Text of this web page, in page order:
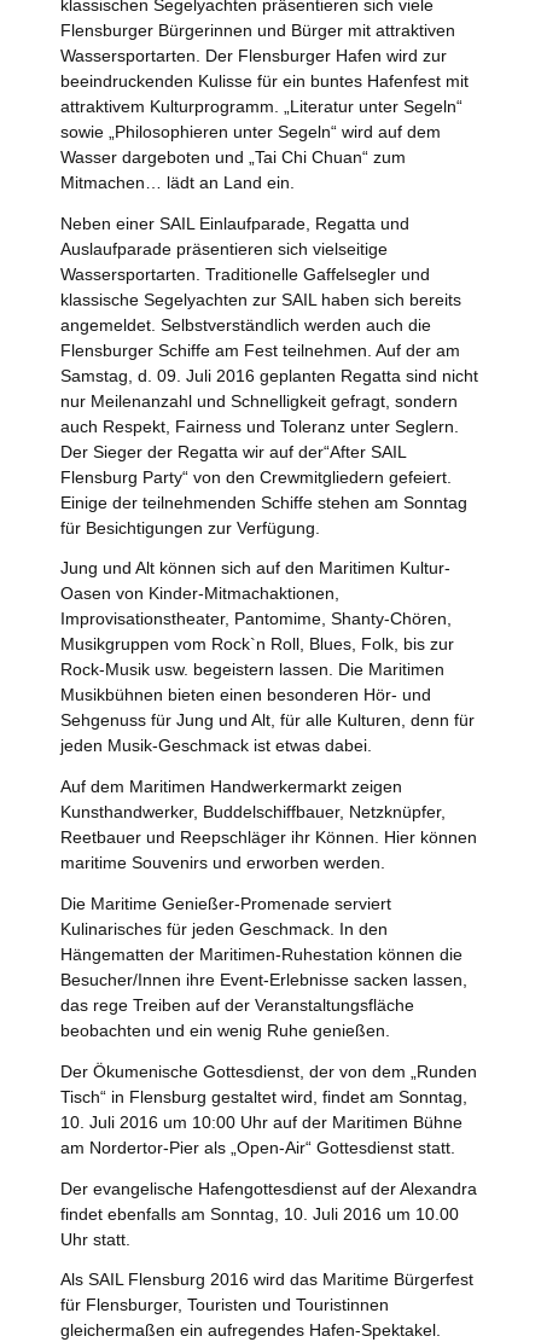
klassischen Segelyachten präsentieren sich viele
Flensburger Bürgerinnen und Bürger mit attraktiven
Wassersportarten. Der Flensburger Hafen wird zur
beeindruckenden Kulisse für ein buntes Hafenfest mit
attraktivem Kulturprogramm. „Literatur unter Segeln“
sowie „Philosophieren unter Segeln“ wird auf dem
Wasser dargeboten und „Tai Chi Chuan“ zum
Mitmachen… lädt an Land ein.
Neben einer SAIL Einlaufparade, Regatta und
Auslaufparade präsentieren sich vielseitige
Wassersportarten. Traditionelle Gaffelsegler und
klassische Segelyachten zur SAIL haben sich bereits
angemeldet. Selbstverständlich werden auch die
Flensburger Schiffe am Fest teilnehmen. Auf der am
Samstag, d. 09. Juli 2016 geplanten Regatta sind nicht
nur Meilenanzahl und Schnelligkeit gefragt, sondern
auch Respekt, Fairness und Toleranz unter Seglern.
Der Sieger der Regatta wir auf der“After SAIL
Flensburg Party“ von den Crewmitgliedern gefeiert.
Einige der teilnehmenden Schiffe stehen am Sonntag
für Besichtigungen zur Verfügung.
Jung und Alt können sich auf den Maritimen Kultur-
Oasen von Kinder-Mitmachaktionen,
Improvisationstheater, Pantomime, Shanty-Chören,
Musikgruppen vom Rock`n Roll, Blues, Folk, bis zur
Rock-Musik usw. begeistern lassen. Die Maritimen
Musikbühnen bieten einen besonderen Hör- und
Sehgenuss für Jung und Alt, für alle Kulturen, denn für
jeden Musik-Geschmack ist etwas dabei.
Auf dem Maritimen Handwerkermarkt zeigen
Kunsthandwerker, Buddelschiffbauer, Netzknüpfer,
Reetbauer und Reepschläger ihr Können. Hier können
maritime Souvenirs und erworben werden.
Die Maritime Genießer-Promenade serviert
Kulinarisches für jeden Geschmack. In den
Hängematten der Maritimen-Ruhestation können die
Besucher/Innen ihre Event-Erlebnisse sacken lassen,
das rege Treiben auf der Veranstaltungsfläche
beobachten und ein wenig Ruhe genießen.
Der Ökumenische Gottesdienst, der von dem „Runden
Tisch“ in Flensburg gestaltet wird, findet am Sonntag,
10. Juli 2016 um 10:00 Uhr auf der Maritimen Bühne
am Nordertor-Pier als „Open-Air“ Gottesdienst statt.
Der evangelische Hafengottesdienst auf der Alexandra
findet ebenfalls am Sonntag, 10. Juli 2016 um 10.00
Uhr statt.
Als SAIL Flensburg 2016 wird das Maritime Bürgerfest
für Flensburger, Touristen und Touristinnen
gleichermaßen ein aufregendes Hafen-Spektakel.